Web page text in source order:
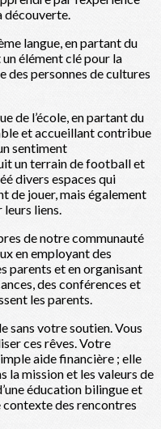
découverte.
langue, en partant du
élément clé pour la
des personnes de cultures
de l’école, en partant du
et accueillant contribue
sentiment
un terrain de football et
divers espaces qui
de jouer, mais également
liens.
de notre communauté
en employant des
parents et en organisant
des conférences et
les parents.
sans votre soutien. Vous
ces rêves. Votre
aide financière ; elle
la mission et les valeurs de
éducation bilingue et
des rencontres